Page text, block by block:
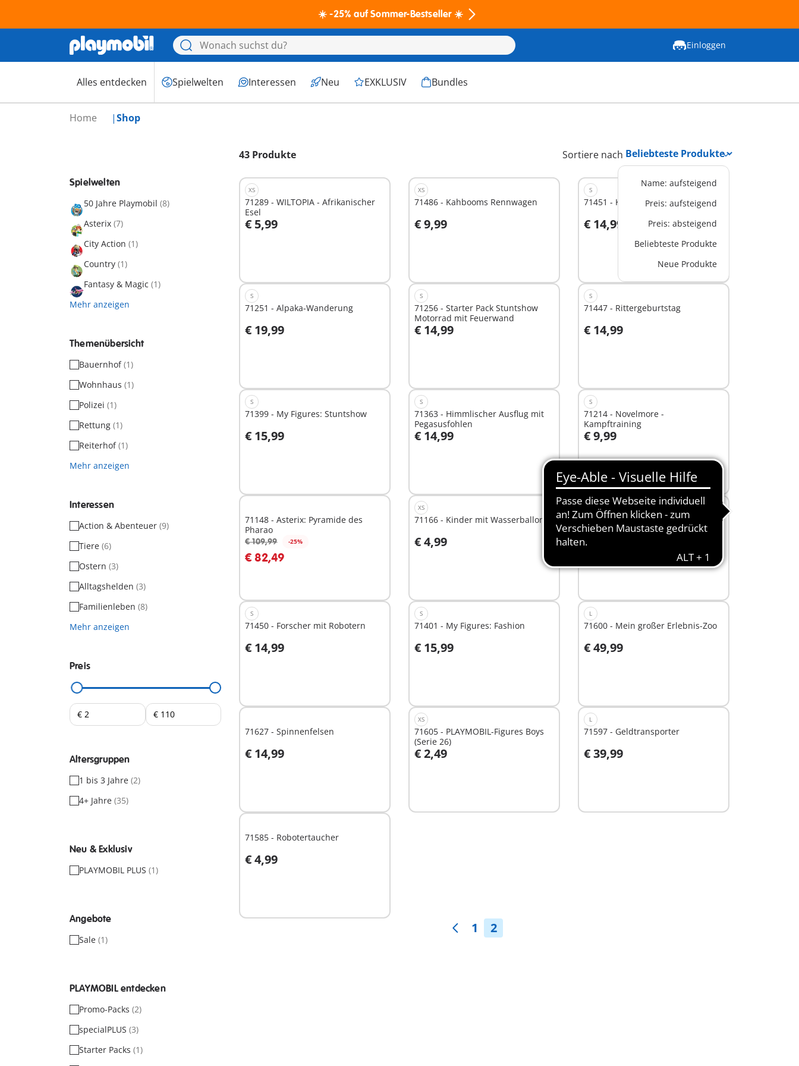
☀️ -25% auf Sommer-Bestseller ☀️
Einloggen
Alles entdecken Spielwelten Interessen Neu EXKLUSIV Bundles
Home Shop
43 Produkte Sortiere nach
Name: aufsteigend
Preis: aufsteigend
Preis: absteigend
Beliebteste Produkte
Neue Produkte
Spielwelten
50 Jahre Playmobil (8)
Asterix (7)
City Action (1)
Country (1)
Fantasy & Magic (1)
Mehr anzeigen
Themenübersicht
Bauernhof(1)
Wohnhaus (1)
Polizei (1)
Rettung (1)
Reiterhof(1)
Mehr anzeigen
Interessen
Action & Abenteuer (9)
Tiere (6)
Ostern (3)
Alltagshelden (3)
Familienleben (8)
Mehr anzeigen
Preis
Altersgruppen
1 bis 3 Jahre (2)
4+ Jahre (35)
Neu & Exklusiv
PLAYMOBIL PLUS (1)
Angebote
Sale (1)
PLAYMOBIL entdecken
Promo-Packs (2)
specialPLUS (3)
Starter Packs (1)
XS
71289 - WILTOPIA - Afrikanischer
Esel
€ 5,99
XS
71486 - Kahbooms Rennwagen
€ 9,99
S
71451 - Kostümparty
€ 14,99
S
71251 - Alpaka-Wanderung
€ 19,99
S
71256 - Starter Pack Stuntshow
Motorrad mit Feuerwand
€ 14,99
S
71447 - Rittergeburtstag
€ 14,99
S
71399 - My Figures: Stuntshow
€ 15,99
S
71363 - Himmlischer Ausflug mit
Pegasusfohlen
€ 14,99
S
71214 - Novelmore -
Kampftraining
€ 9,99
verfügbar
71148 - Asterix: Pyramide des
Pharao
€ 109,99 -25%
€ 82,49
XS
71166 - Kinder mit Wasserballons
€ 4,99
71269 - Asterix: Pyradonis'
vergiftete Torte
€ 17,99
Nicht
S
71450 - Forscher mit Robotern
€ 14,99
S
71401 - My Figures: Fashion
€ 15,99
L
71600 - Mein großer Erlebnis-Zoo
€ 49,99
71627 - Spinnenfelsen
€ 14,99
XS
71605 - PLAYMOBIL-Figures Boys
(Serie 26)
€ 2,49
L
71597 - Geldtransporter
€ 39,99
71585 - Robotertaucher
€ 4,99
1 2